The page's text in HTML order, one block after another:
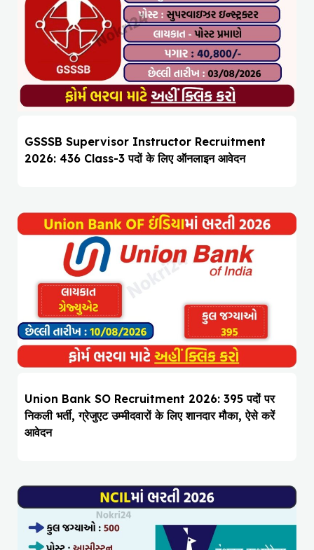
GSSSB Supervisor Instructor Recruitment
2026: 436 Class-3 पदों के लिए ऑनलाइन आवेदन
Union Bank SO Recruitment 2026: 395 पदों पर
निकली भर्ती, ग्रेजुएट उम्मीदवारों के लिए शानदार मौका, ऐसे करें
आवेदन